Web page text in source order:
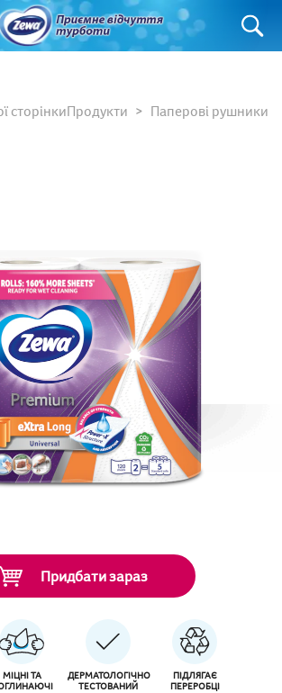
сторінкиПродукти
Паперові рушники
Придбати зараз
МІЦНІ ТА
ДЕРМАТОЛОГІЧНО
ТЕСТОВАНИЙ
ПІДЛЯГАЄ
ПЕРЕРОБЦІ